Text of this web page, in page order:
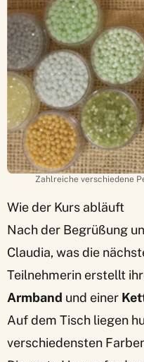
Zahlreiche verschiedene
Wie der Kurs abläuft
Nach der Begrüßung
Claudia, was die
Teilnehmerin erstellt
Armband und einer
Auf dem Tisch liegen
verschiedensten